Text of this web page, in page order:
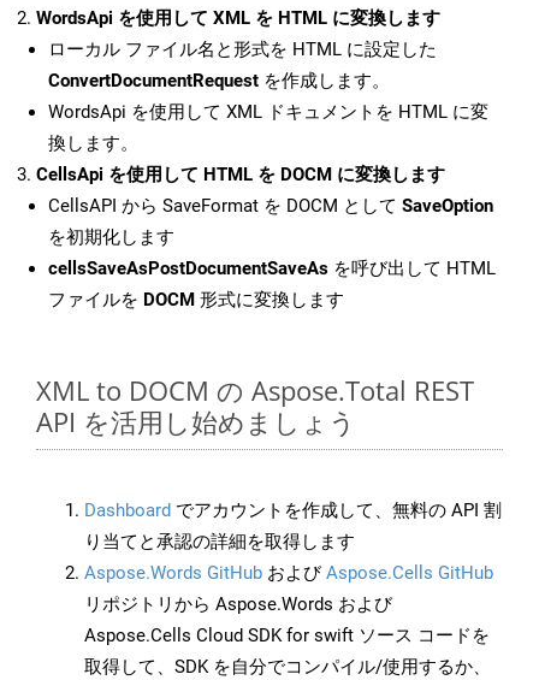
WordsApi を使用して XML を HTML に変換します
ローカル ファイル名と形式を HTML に設定した
ConvertDocumentRequest を作成します。
WordsApi を使用して XML ドキュメントを HTML に変
換します。
CellsApi を使用して HTML を DOCM に変換します
CellsAPI から SaveFormat を DOCM として SaveOption
を初期化します
cellsSaveAsPostDocumentSaveAs を呼び出して HTML
ファイルを DOCM 形式に変換します
XML to DOCM の Aspose.Total REST
API を活用し始めましょう
Dashboard でアカウントを作成して、無料の API 割
り当てと承認の詳細を取得します
Aspose.Words GitHub およびAspose.Cells GitHub
リポジトリから Aspose.Words および
Aspose.Cells Cloud SDK for swift ソース コードを
取得して、SDK を自分でコンパイル/使用するか、